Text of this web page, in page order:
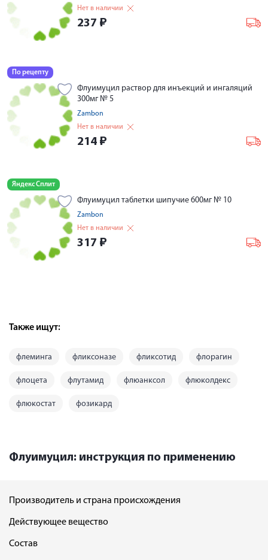
Нет в наличии
237 ₽
По рецепту
Флуимуцил раствор для инъекций и ингаляций
300мг № 5
Zambon
Нет в наличии
214 ₽
Яндекс Сплит
Флуимуцил таблетки шипучие 600мг № 10
Zambon
Нет в наличии
317 ₽
Также ищут:
флеминга фликсоназе фликсотид флорагин
флоцета флутамид флюанксол флюколдекс
флюкостат фозикард
Флуимуцил: инструкция по применению
Производитель и страна происхождения
Действующее вещество
Состав